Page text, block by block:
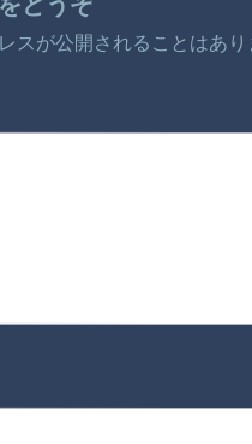
スが公開されることはあり